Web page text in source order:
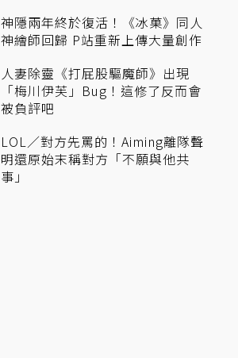
神隱兩年終於復活！《冰菓》同人
神繪師回歸 P站重新上傳大量創作
人妻除靈《打屁股驅魔師》出現
「梅川伊芙」Bug！這修了反而會
被負評吧
LOL／對方先罵的！Aiming離隊聲
明還原始末稱對方「不願與他共
事」